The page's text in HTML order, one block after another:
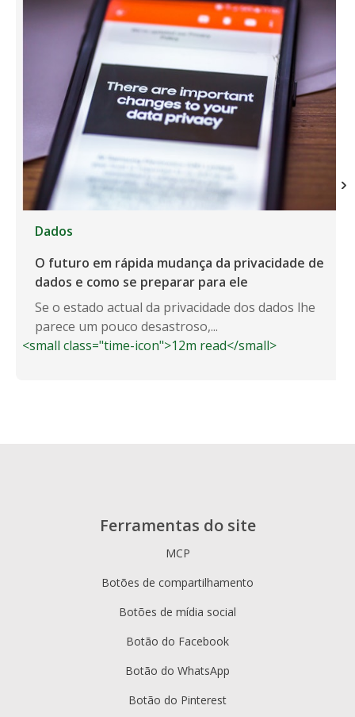
Dados
O futuro em rápida mudança da privacidade de
dados e como se preparar para ele
Se o estado actual da privacidade dos dados lhe
parece um pouco desastroso,...
<small class="time-icon">12m read</small>
Ferramentas do site
MCP
Botões de compartilhamento
Botões de mídia social
Botão do Facebook
Botão do WhatsApp
Botão do Pinterest